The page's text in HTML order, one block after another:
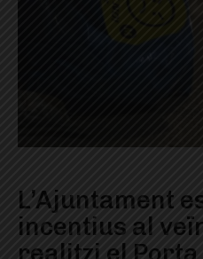
L’Ajuntament
incentius al